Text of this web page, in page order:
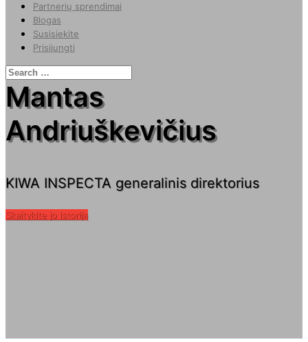
Partnerių sprendimai
Blogas
Susisiekite
Prisijungti
Mantas
Andriuškevičius
KIWA INSPECTA generalinis direktorius
Skaitykite jo istoriją